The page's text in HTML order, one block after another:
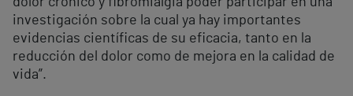
investigación sobre la cual ya hay importantes
evidencias científicas de su eficacia, tanto en la
reducción del dolor como de mejora en la calidad de
vida”.